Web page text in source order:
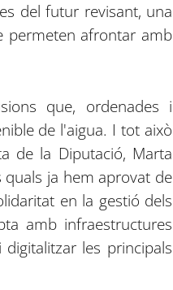
del futur revisant, una
permeten afrontar amb
que, ordenades i
de l'aigua. I tot això
de la Diputació, Marta
quals ja hem aprovat de
en la gestió dels
amb infraestructures
les principals